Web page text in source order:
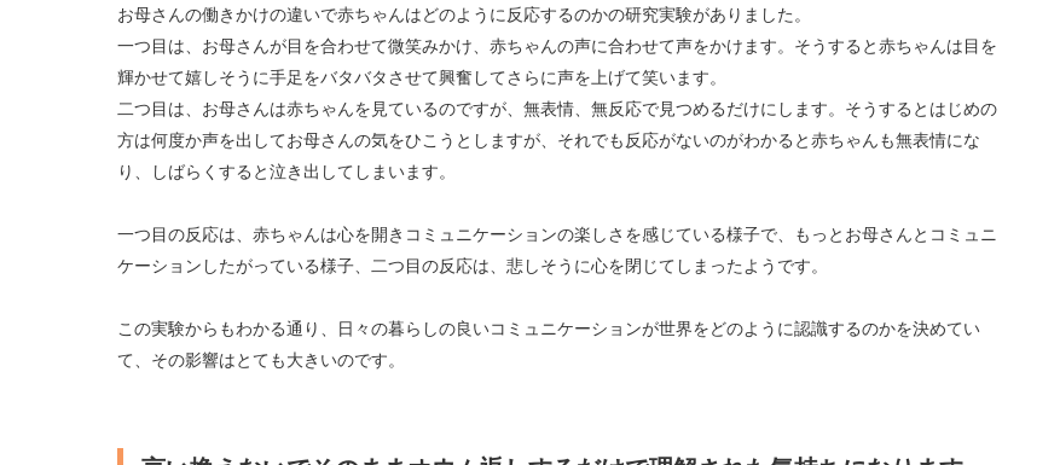
お母さんの働きかけの違いで赤ちゃんはどのように反応するのかの研究実験がありました。
一つ目は、お母さんが目を合わせて微笑みかけ、赤ちゃんの声に合わせて声をかけます。そうすると赤ちゃんは目を
輝かせて嬉しそうに手足をバタバタさせて興奮してさらに声を上げて笑います。
二つ目は、お母さんは赤ちゃんを見ているのですが、無表情、無反応で見つめるだけにします。そうするとはじめの
方は何度か声を出してお母さんの気をひこうとしますが、それでも反応がないのがわかると赤ちゃんも無表情にな
り、しばらくすると泣き出してしまいます。
一つ目の反応は、赤ちゃんは心を開きコミュニケーションの楽しさを感じている様子で、もっとお母さんとコミュニ
ケーションしたがっている様子、二つ目の反応は、悲しそうに心を閉じてしまったようです。
この実験からもわかる通り、日々の暮らしの良いコミュニケーションが世界をどのように認識するのかを決めてい
て、その影響はとても大きいのです。